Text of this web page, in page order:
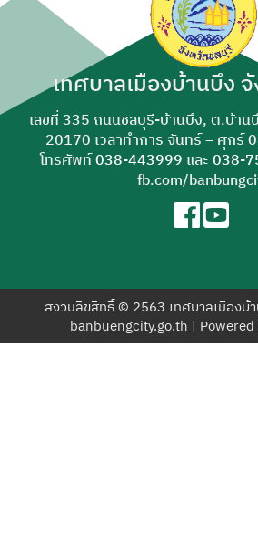
ค้นหา
สำหรับ:
เทศบาลเมืองบ้านบึง
เลขที่ 335 ถนนชลบุรี-บ้านบึง, ต.บ้าน
20170 เวลาทำการ จันทร์ – ศุกร์
โทรศัพท์038-443999 และ 038-
fb.com/
สงวนลิขสิทธิ์ © 2563 เทศบาลเมืองบ้
banbuengcity.go.th | Powered